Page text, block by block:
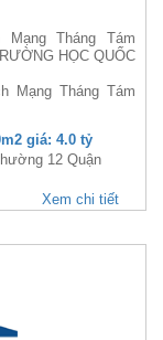
Tháng Tám
HỌC QUỐC
Mạng Tháng Tám
giá: 4.0 tỷ
12 Quận
Xem chi tiết